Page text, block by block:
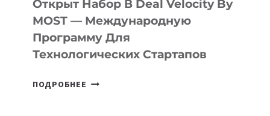
В
ПРЕДПРИНИМАТЕЛЬСТВО
Открыт Набор В Deal Velocity By
MOST — Международную
Программу Для
Технологических Стартапов
ПОДРОБНЕЕ ОТКРЫТ